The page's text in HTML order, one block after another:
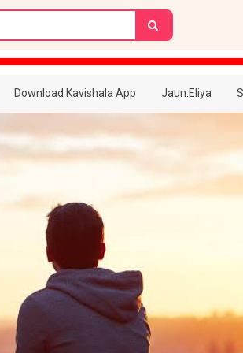
Download Kavishala App Jaun.Eliya